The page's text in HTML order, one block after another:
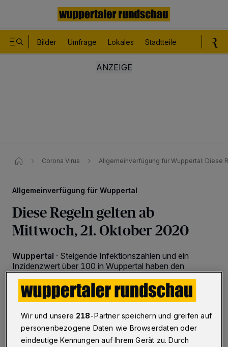
Bilder Umfrage Lokales Stadtteile
Corona Virus Allgemeinverfügung für Wuppertal: Diese
Allgemeinverfügung für Wuppertal
Diese Regeln gelten ab
Mittwoch, 21. Oktober 2020
Wuppertal · Steigende Infektionszahlen und ein
Inzidenzwert über 100 in Wuppertal haben den
und Kontakt-Regeln zu verschärfen. Die Neuerungen
sind alle in der aktuell geltenden Allgemeinverfügung
nachzulesen.
Wir und unsere 218-Partner speichern und greifen auf
personenbezogene Daten wie Browserdaten oder
eindeutige Kennungen auf Ihrem Gerät zu. Durch